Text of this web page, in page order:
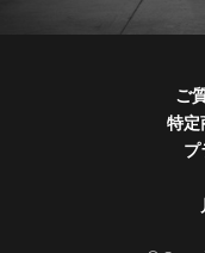
ご
特定
プ